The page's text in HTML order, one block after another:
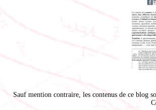
Sauf mention contraire, les contenus de ce blog